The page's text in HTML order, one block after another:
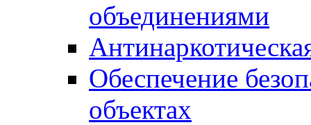
объединениями
Обеспечение
объектах